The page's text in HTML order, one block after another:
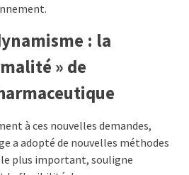
: la
» de
à ces nouvelles demandes,
a adopté de nouvelles méthodes
le plus important, souligne